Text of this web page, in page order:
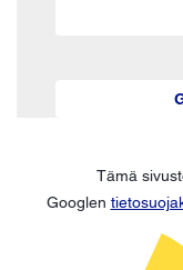
Tämä
Googlen